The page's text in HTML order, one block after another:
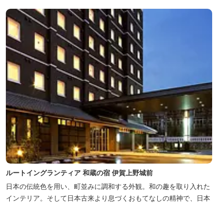
ルートイングランティア 和蔵の宿 伊賀上野城前
日本の伝統色を用い、町並みに調和する外観。和の趣を取り入れた
インテリア。そして日本古来より息づくおもてなしの精神で、日本